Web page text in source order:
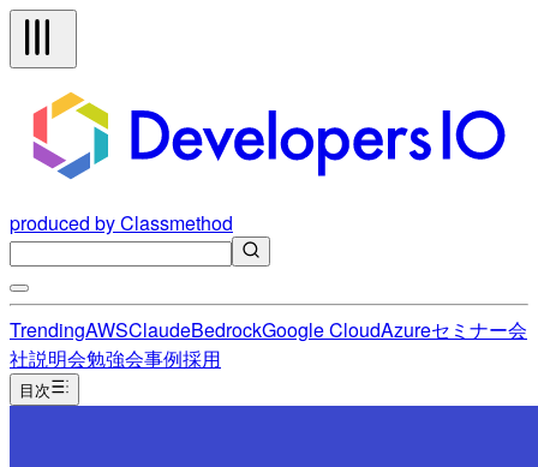
produced by Classmethod
TrendingAWSClaudeBedrockGoogle CloudAzureセミナー会
社説明会勉強会事例採用
目次